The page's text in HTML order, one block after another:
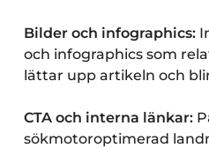
Bilder och infographics:
och infographics som
lättar upp artikeln och
CTA och interna länkar:
sökmotoroptimerad